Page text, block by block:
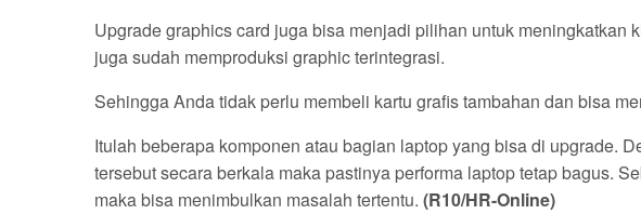
Upgrade graphics card juga bisa menjadi pilihan untuk meningkatkan
juga sudah memproduksi graphic terintegrasi.
Sehingga Anda tidak perlu membeli kartu grafis tambahan dan bisa
Itulah beberapa komponen atau bagian laptop yang bisa di upgrade.
tersebut secara berkala maka pastinya performa laptop tetap bagus.
maka bisa menimbulkan masalah tertentu.(R10/HR-Online)